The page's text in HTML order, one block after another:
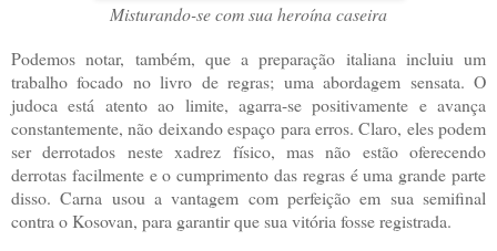
Misturando-se com sua heroína caseira
Podemos notar, também, que a preparação italiana incluiu um
trabalho focado no livro de regras; uma abordagem sensata. O
judoca está atento ao limite, agarra-se positivamente e avança
constantemente, não deixando espaço para erros. Claro, eles podem
ser derrotados neste xadrez físico, mas não estão oferecendo
derrotas facilmente e o cumprimento das regras é uma grande parte
disso. Carna usou a vantagem com perfeição em sua semifinal
contra o Kosovan, para garantir que sua vitória fosse registrada.